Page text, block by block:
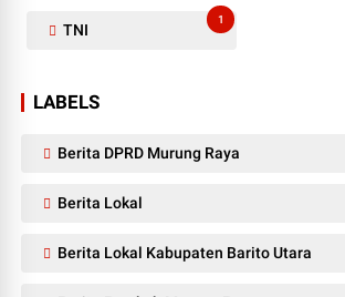
TNI
1
LABELS
Berita DPRD Murung Raya
Berita Lokal
Berita Lokal Kabupaten Barito Utara